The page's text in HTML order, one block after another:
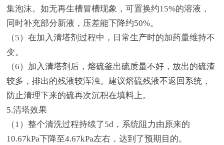
集泡沫。如无再生槽冒槽现象，可置换约15%的溶液，
同时补充部分新液，压差能下降约50%。
（5）在加入清塔剂过程中，日常生产时的加药量维持不
变。
（6）加入清塔剂后，熔硫釜出硫质量不好，放出的硫渣
较多，排出的残液较浑浊。建议熔硫残液不返回系统，
防止清理下来的硫再次沉积在填料上。
5.清塔效果
（1）整个清洗过程持续了5d，系统阻力由原来的
10.67kPa下降至4.67kPa左右，达到了预期目的。